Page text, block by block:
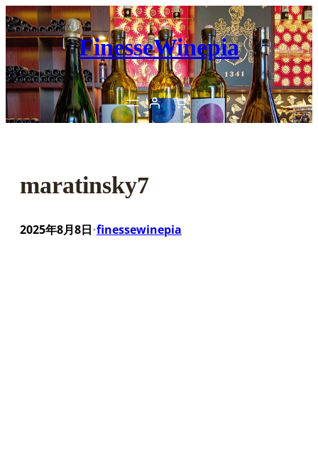
内
容
を
ス
キ
ッ
プ
FinesseWinepia
maratinsky7
2025年8月8日•finessewinepia